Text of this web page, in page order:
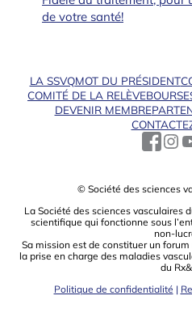
de votre santé!
LA SSVQMOT DU PRÉSIDENT
COMITÉ DE LA RELÈVE
DEVENIR MEMBRE
© Société des sciences
La Société des sciences vasculaires
scientiﬁque qui fonctionne sous
non-
Sa mission est de constituer un
la prise en charge des maladies
du
Politique de confidentialité |